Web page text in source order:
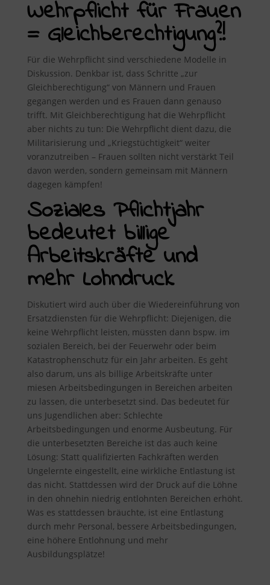
Wehrpflicht für Frauen
= Gleichberechtigung?!
Für die Wehrpflicht sind verschiedene Modelle in
Diskussion. Denkbar ist, dass Schritte „zur
Gleichberechtigung“ von Männern und Frauen
gegangen werden und es Frauen dann genauso
trifft. Mit Gleichberechtigung hat die Wehrpflicht
aber nichts zu tun: Die Wehrpflicht dient dazu, die
Militarisierung und „Kriegstüchtigkeit“ weiter
voranzutreiben – Frauen sollten nicht verstärkt Teil
davon werden, sondern gemeinsam mit Männern
dagegen kämpfen!
Soziales Pflichtjahr
bedeutet billige
Arbeitskräfte und
mehr Lohndruck
Diskutiert wird auch über die Wiedereinführung von
Ersatzdiensten für die Wehrpflicht: Diejenigen, die
keine Wehrpflicht leisten, müssten dann bspw. im
sozialen Bereich, bei der Feuerwehr oder beim
Katastrophenschutz für ein Jahr arbeiten. Es geht
also darum, uns als billige Arbeitskräfte unter
miesen Arbeitsbedingungen in Bereichen arbeiten
zu lassen, die unterbesetzt sind. Das bedeutet für
uns Jugendlichen aber: Schlechte
Arbeitsbedingungen und enorme Ausbeutung. Für
die unterbesetzten Bereiche ist das auch keine
Lösung: Statt qualifizierten Fachkräften werden
Ungelernte eingestellt, eine wirkliche Entlastung ist
das nicht. Stattdessen wird der Druck auf die Löhne
in den ohnehin niedrig entlohnten Bereichen erhöht.
Was es stattdessen bräuchte, ist eine Entlastung
durch mehr Personal, bessere Arbeitsbedingungen,
eine höhere Entlohnung und mehr
Ausbildungsplätze!